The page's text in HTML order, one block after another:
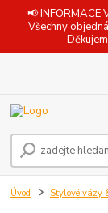
📢 INFORMACE
Všechny
Úvod Stylové vázy